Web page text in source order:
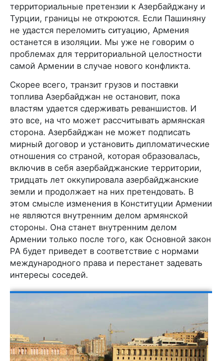
территориальные претензии к Азербайджану и
Турции, границы не откроются. Если Пашиняну
не удастся переломить ситуацию, Армения
останется в изоляции. Мы уже не говорим о
проблемах для территориальной целостности
самой Армении в случае нового конфликта.
Скорее всего, транзит грузов и поставки
топлива Азербайджан не остановит, пока
властям удается сдерживать реваншистов. И
это все, на что может рассчитывать армянская
сторона. Азербайджан не может подписать
мирный договор и установить дипломатические
отношения со страной, которая образовалась,
включив в себя азербайджанские территории,
тридцать лет оккупировала азербайджанские
земли и продолжает на них претендовать. В
этом смысле изменения в Конституции Армении
не являются внутренним делом армянской
стороны. Она станет внутренним делом
Армении только после того, как Основной закон
РА будет приведет в соответствие с нормами
международного права и перестанет задевать
интересы соседей.